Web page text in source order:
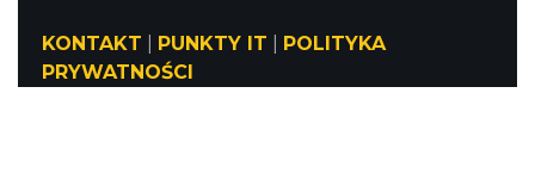
KONTAKT PUNKTY IT
POLITYKA
PRYWATNOŚCI